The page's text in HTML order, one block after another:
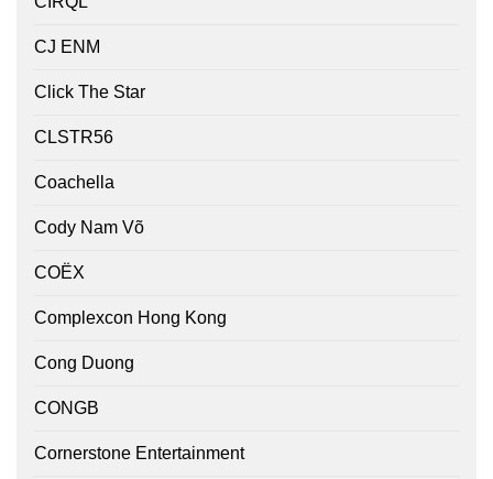
CJ ENM
Click The Star
CLSTR56
Coachella
Cody Nam Võ
COËX
Complexcon Hong Kong
Cong Duong
CONGB
Cornerstone Entertainment